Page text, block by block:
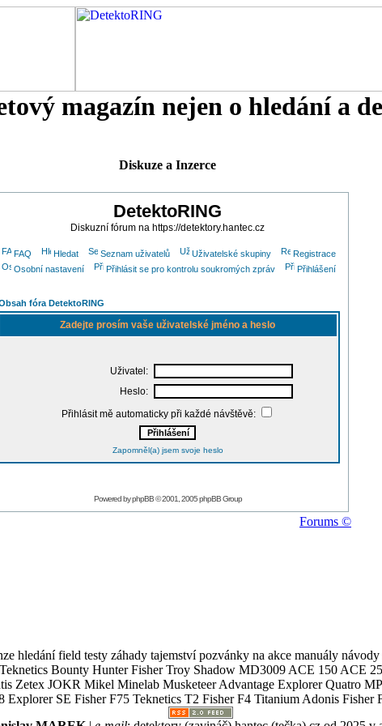
magazín nejen o hledání a
Diskuze a Inzerce
DetektoRING
Diskuzní fórum na https://detektory.hantec.cz
FAQ Hledat Seznam uživatelů Uživatelské skupiny
Registrace
Osobní nastavení
Přihlásit se pro kontrolu soukromých zpráv Přihlášení
fóra DetektoRING
Zadejte prosím vaše uživatelské jméno a heslo
Uživatel:
Heslo:
Přihlásit mě automaticky při každé návštěvě:
Zapomněl(a) jsem svoje heslo
Powered byphpBB© 2001, 2005 phpBB Group
Forums ©
hledání field testy záhady tajemství pozvánky na akce manuály
Bounty Hunter Fisher Troy Shadow MD3009 ACE 150 ACE
JOKR Mikel Minelab Musketeer Advantage Explorer Quatro
SE Fisher F75 Teknetics T2 Fisher F4 Titanium Adonis Fisher